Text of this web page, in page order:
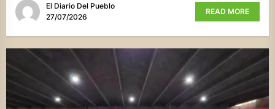
El Diario Del Pueblo
27/07/2026
READ MORE